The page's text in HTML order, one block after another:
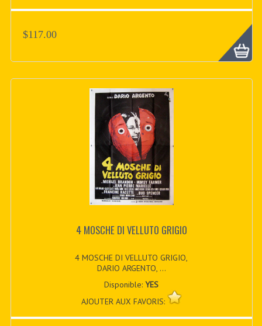
$117.00
4 MOSCHE DI VELLUTO GRIGIO
4 MOSCHE DI VELLUTO GRIGIO,
DARIO ARGENTO, ...
Disponible:YES
AJOUTER AUX FAVORIS: